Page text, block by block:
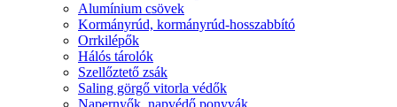
Alumínium csövek
Kormányrúd, kormányrúd-hosszabbító
Orrkilépők
Hálós tárolók
Szellőztető zsák
Saling görgő vitorla védők